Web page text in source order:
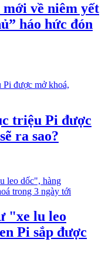
về niêm yết
háo hức đón
triệu Pi được
ra sao?
"xe lu leo
Pi sắp được